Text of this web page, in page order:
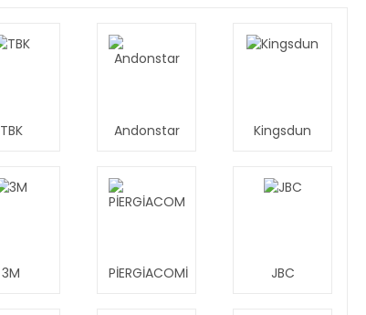
TBK Andonstar Kingsdun
3M PİERGİACOMİ JBC